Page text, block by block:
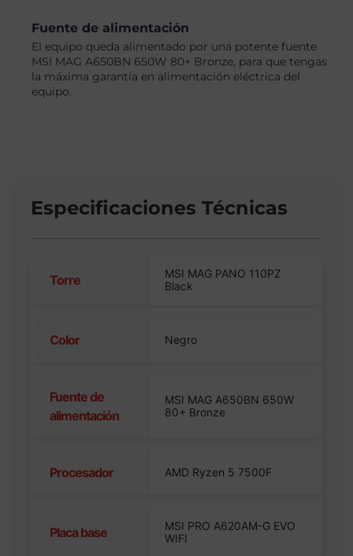
Fuente de alimentación
El equipo queda alimentado por una potente fuente
MSI MAG A650BN 650W 80+ Bronze, para que tengas
la máxima garantía en alimentación eléctrica del
equipo.
Especificaciones Técnicas
Torre
MSI MAG PANO 110PZ
Black
Color Negro
Fuente de
alimentación
MSI MAG A650BN 650W
80+ Bronze
Procesador AMD Ryzen 5 7500F
Placa base
MSI PRO A620AM-G EVO
WIFI